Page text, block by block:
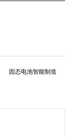
固态电池智能制造